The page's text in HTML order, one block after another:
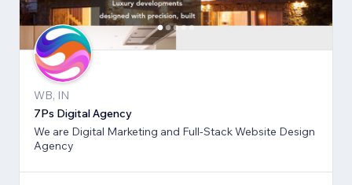
WB, IN
7Ps Digital Agency
We are Digital Marketing and Full-Stack Website Design
Agency